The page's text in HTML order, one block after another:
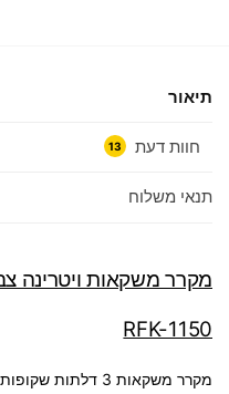
תיאור
חוות דעת 13
תנאי משלוח
RFK-1150
מקרר משקאות 3 דלתות שקופות צבע שחור RFK-1150 זק"ש Sachs